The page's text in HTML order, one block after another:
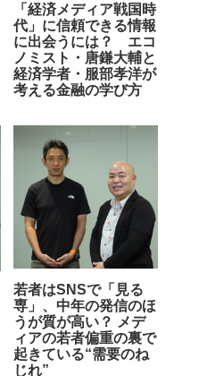
「経済メディア戦国時
代」に信頼できる情報
に出会うには？ エコ
ノミスト・唐鎌大輔と
経済学者・服部孝洋が
考える金融の学び方
若者はSNSで「見る
専」、中年の発信のほ
うが質が高い？ メデ
ィアの若者偏重の裏で
起きている“需要のね
じれ”